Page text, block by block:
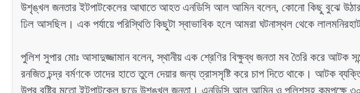
উশৃঙ্খল জনতার ইটপাটকেলের আঘাতে আহত এনডিসি আল আমিন বলেন, কোনো কিছু বুঝে উঠার
ঢিল আসছিল। এক পর্যায়ে পরিস্থিতি কিছুটা স্বাভাবিক হলে আমরা ঘটনাস্থল থেকে
পুলিশ সুপার মোঃ আসাদুজ্জামান বলেন, স্থানীয় এক শ্রেণির বিক্ষুব্ধ জনতা মব তৈরি করে আটক
রনজিত চন্দ্র বর্মণকে তাদের হাতে তুলে দেয়ার জন্য ত্রাসসৃষ্টি করে চাপ দিতে থাকে। আটক